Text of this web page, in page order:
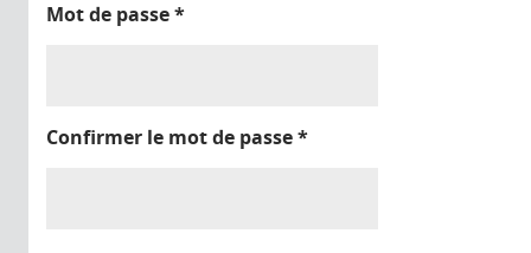
Mot de passe*
Confirmer le mot de passe*